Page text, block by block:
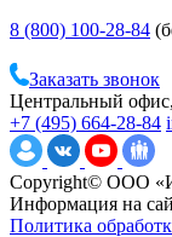
8 (800) 100-28-84
Заказать звонок
Центральный
+7 (495) 664-28-84
Copyright© ООО
Информация на
Политика